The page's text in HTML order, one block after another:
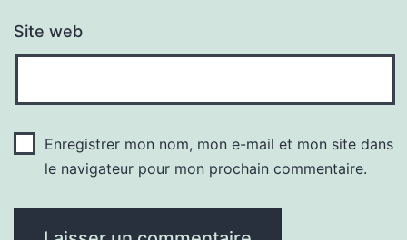
Site web
Enregistrer mon nom, mon e-mail et mon site dans
le navigateur pour mon prochain commentaire.